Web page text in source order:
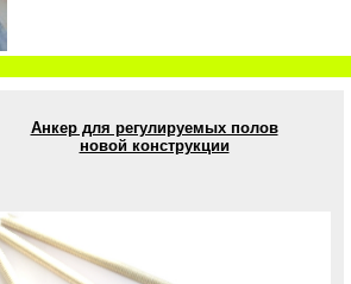
Анкер для регулируемых полов
новой конструкции